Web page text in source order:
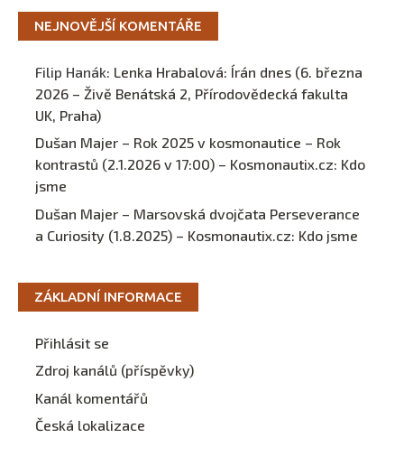
NEJNOVĚJŠÍ KOMENTÁŘE
Filip Hanák: Lenka Hrabalová: Írán dnes (6. března
2026 – Živě Benátská 2, Přírodovědecká fakulta
UK, Praha)
Dušan Majer – Rok 2025 v kosmonautice – Rok
kontrastů (2.1.2026 v 17:00) – Kosmonautix.cz: Kdo
jsme
Dušan Majer – Marsovská dvojčata Perseverance
a Curiosity (1.8.2025) – Kosmonautix.cz: Kdo jsme
ZÁKLADNÍ INFORMACE
Přihlásit se
Zdroj kanálů (příspěvky)
Kanál komentářů
Česká lokalizace